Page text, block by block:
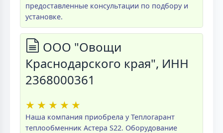
предоставленные консультации по подбору и
установке.
ООО "Овощи
Краснодарского края", ИНН
2368000361
★ ★ ★ ★ ★
Наша компания приобрела у Теплогарант
теплообменник Астера S22. Оборудование